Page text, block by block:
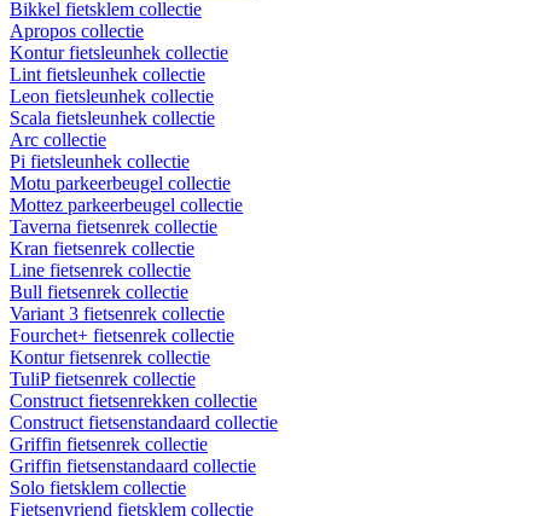
Bikkel fietsklem collectie
Apropos collectie
Kontur fietsleunhek collectie
Lint fietsleunhek collectie
Leon fietsleunhek collectie
Scala fietsleunhek collectie
Arc collectie
Pi fietsleunhek collectie
Motu parkeerbeugel collectie
Mottez parkeerbeugel collectie
Taverna fietsenrek collectie
Kran fietsenrek collectie
Line fietsenrek collectie
Bull fietsenrek collectie
Variant 3 fietsenrek collectie
Fourchet+ fietsenrek collectie
Kontur fietsenrek collectie
TuliP fietsenrek collectie
Construct fietsenrekken collectie
Construct fietsenstandaard collectie
Griffin fietsenrek collectie
Griffin fietsenstandaard collectie
Solo fietsklem collectie
Fietsenvriend fietsklem collectie